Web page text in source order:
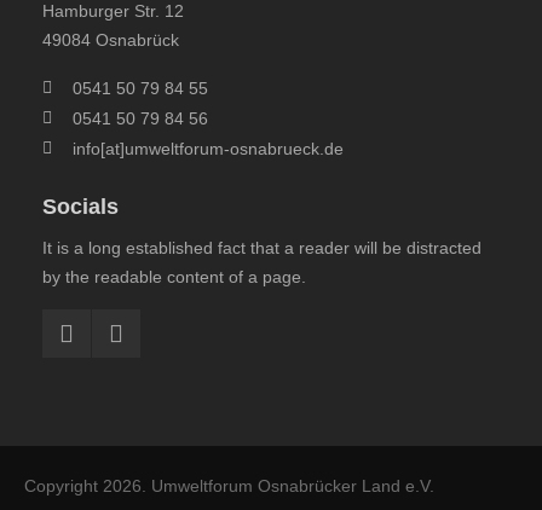
Hamburger Str. 12
49084 Osnabrück
0541 50 79 84 55
0541 50 79 84 56
info[at]umweltforum-osnabrueck.de
Socials
It is a long established fact that a reader will be distracted
by the readable content of a page.
Copyright 2026. Umweltforum Osnabrücker Land e.V.